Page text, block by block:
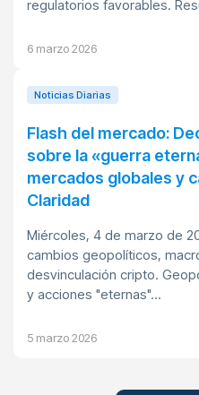
regulatorios favorables.
6 marzo 2026
Noticias Diarias
Flash del mercado:
sobre la «guerra
mercados globales y
Claridad
Miércoles, 4 de marzo de
cambios geopolíticos,
desvinculación cripto.
y acciones "eternas"...
5 marzo 2026